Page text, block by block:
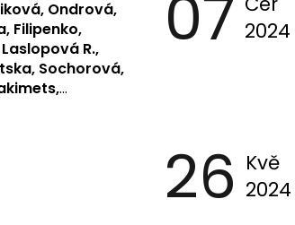
Ondrová,
Filipenko,
R.,
Sochorová,
07 2024
26 Kvě
2024